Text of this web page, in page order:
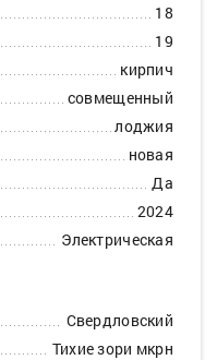
18
19
кирпич
совмещенный
лоджия
новая
Да
2024
Электрическая
Свердловский
Тихие зори мкрн